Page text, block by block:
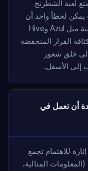
لعبة الشطرنج
يمكن لخطأ واحد أن
يخسر المباراة. تحقق الملخصات الحديثة مثل Azul وHive
القرار المنخفضة
خلق شعور
إلى الأسفل.
أن تعمل في
للاهتمام تجمع
المثالية،